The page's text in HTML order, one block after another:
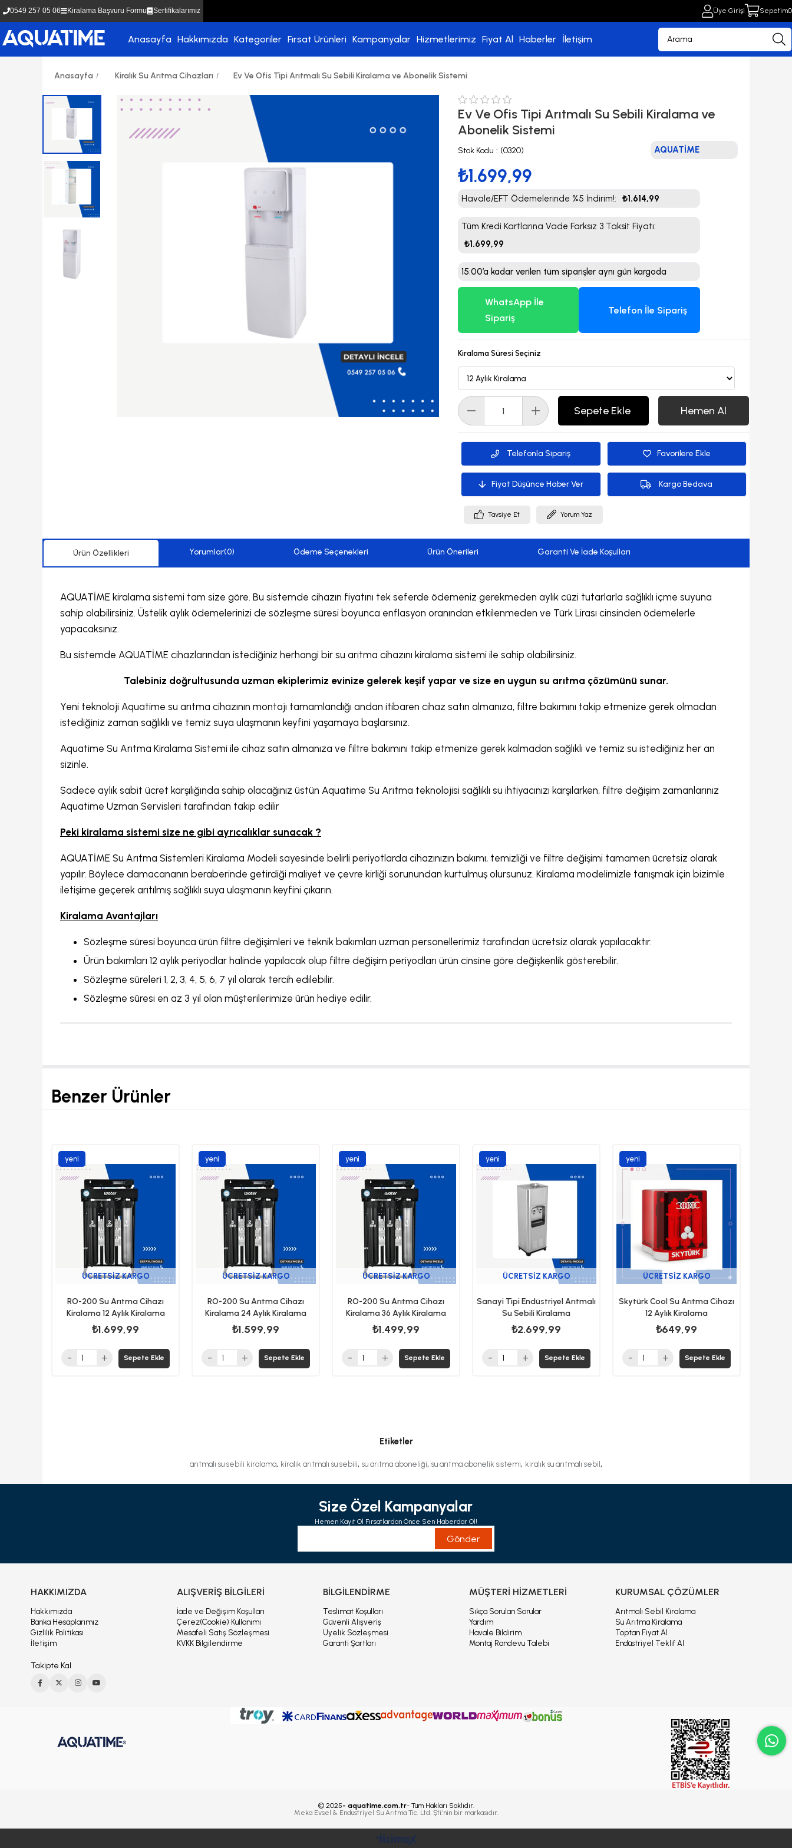
0549 257 05 06 Kiralama Başvuru Formu Sertifikalarımız Üye Girişi Sepetim0
Anasayfa Hakkımızda Kategoriler Fırsat Ürünleri Kampanyalar Hizmetlerimiz Fiyat Al Haberler İletişim
Anasayfa Kiralık Su Arıtma Cihazları Ev Ve Ofis Tipi Arıtmalı Su Sebili Kiralama ve Abonelik Sistemi
Ev Ve Ofis Tipi Arıtmalı Su Sebili Kiralama ve
Abonelik Sistemi
Stok Kodu (0320) AQUATİME
₺1.699,99
Havale/EFT Ödemelerinde %5 İndirim!: ₺1.614,99
Tüm Kredi Kartlarına Vade Farksız 3 Taksit Fiyatı:
₺1.699,99
15:00’a kadar verilen tüm siparişler aynı gün kargoda
WhatsApp İle
Sipariş
Telefon İle Sipariş
Kiralama Süresi Seçiniz
Telefonla Sipariş Favorilere Ekle
Fiyat Düşünce Haber Ver Kargo Bedava
Tavsiye Et Yorum Yaz
Ürün Özellikleri Yorumlar(0) Ödeme Seçenekleri Ürün Önerileri Garanti Ve İade Koşulları
AQUATİME kiralama sistemi tam size göre. Bu sistemde cihazın fiyatını tek seferde ödemeniz gerekmeden aylık cüzi tutarlarla sağlıklı içme suyuna
sahip olabilirsiniz. Üstelik aylık ödemelerinizi de sözleşme süresi boyunca enflasyon oranından etkilenmeden ve Türk Lirası cinsinden ödemelerle
yapacaksınız.
Bu sistemde AQUATİME cihazlarından istediğiniz herhangi bir su arıtma cihazını kiralama sistemi ile sahip olabilirsiniz.
Talebiniz doğrultusunda uzman ekiplerimiz evinize gelerek keşif yapar ve size en uygun su arıtma çözümünü sunar.
Yeni teknoloji Aquatime su arıtma cihazının montajı tamamlandığı andan itibaren cihaz satın almanıza, filtre bakımını takip etmenize gerek olmadan
istediğiniz zaman sağlıklı ve temiz suya ulaşmanın keyfini yaşamaya başlarsınız.
Aquatime Su Arıtma Kiralama Sistemi ile cihaz satın almanıza ve filtre bakımını takip etmenize gerek kalmadan sağlıklı ve temiz su istediğiniz her an
sizinle.
Sadece aylık sabit ücret karşılığında sahip olacağınız üstün Aquatime Su Arıtma teknolojisi sağlıklı su ihtiyacınızı karşılarken, filtre değişim zamanlarınız
Aquatime Uzman Servisleri tarafından takip edilir
Peki kiralama sistemi size ne gibi ayrıcalıklar sunacak ?
AQUATİME Su Arıtma Sistemleri Kiralama Modeli sayesinde belirli periyotlarda cihazınızın bakımı, temizliği ve filtre değişimi tamamen ücretsiz olarak
yapılır. Böylece damacananın beraberinde getirdiği maliyet ve çevre kirliği sorunundan kurtulmuş olursunuz. Kiralama modelimizle tanışmak için bizimle
iletişime geçerek arıtılmış sağlıklı suya ulaşmanın keyfini çıkarın.
Kiralama Avantajları
Sözleşme süresi boyunca ürün filtre değişimleri ve teknik bakımları uzman personellerimiz tarafından ücretsiz olarak yapılacaktır.
Ürün bakımları 12 aylık periyodlar halinde yapılacak olup filtre değişim periyodları ürün cinsine göre değişkenlik gösterebilir.
Sözleşme süreleri 1, 2, 3, 4, 5, 6, 7 yıl olarak tercih edilebilir.
Sözleşme süresi en az 3 yıl olan müşterilerimize ürün hediye edilir.
Benzer Ürünler
RO-200 Su Arıtma Cihazı
Kiralama 12 Aylık Kiralama
₺1.699,99
ÜCRETSIZ KARGO
yeni
ürün
Sepete Ekle
RO-200 Su Arıtma Cihazı
Kiralama 24 Aylık Kiralama
₺1.599,99
ÜCRETSIZ KARGO
yeni
ürün
Sepete Ekle
RO-200 Su Arıtma Cihazı
Kiralama 36 Aylık Kiralama
₺1.499,99
ÜCRETSIZ KARGO
yeni
ürün
Sepete Ekle
Sanayi Tipi Endüstriyel Arıtmalı
Su Sebili Kiralama
₺2.699,99
ÜCRETSIZ KARGO
yeni
ürün
Sepete Ekle
Skytürk Cool Su Arıtma Cihazı
12 Aylık Kiralama
₺649,99
ÜCRETSIZ KARGO
yeni
Sepete Ekle
Etiketler
arıtmalı su sebili kiralama, kiralık arıtmalı su sebili, su arıtma aboneliği, su arıtma abonelik sistemi, kiralık su arıtmalı sebil ,
Size Özel Kampanyalar
Hemen Kayıt Ol Fırsatlardan Önce Sen Haberdar Ol!
Gönder
HAKKIMIZDA
Hakkımızda
Banka Hesaplarımız
Gizlilik Politikası
İletişim
Takipte Kal
ALIŞVERİŞ BİLGİLERİ
İade ve Değişim Koşulları
Çerez(Cookie) Kullanımı
Mesafeli Satış Sözleşmesi
KVKK Bilgilendirme
BİLGİLENDİRME
Teslimat Koşulları
Güvenli Alışveriş
Üyelik Sözleşmesi
Garanti Şartları
MÜŞTERİ HİZMETLERİ
Sıkça Sorulan Sorular
Yardım
Havale Bildirim
Montaj Randevu Talebi
KURUMSAL ÇÖZÜMLER
Arıtmalı Sebil Kiralama
Su Arıtma Kiralama
Toptan Fiyat Al
Endüstriyel Teklif Al
© 2025- aquatime.com.tr- Tüm Hakları Saklıdır.
Meka Evsel & Endüstriyel Su Arıtma Tic. Ltd. Şti.'nin bir markasıdır.